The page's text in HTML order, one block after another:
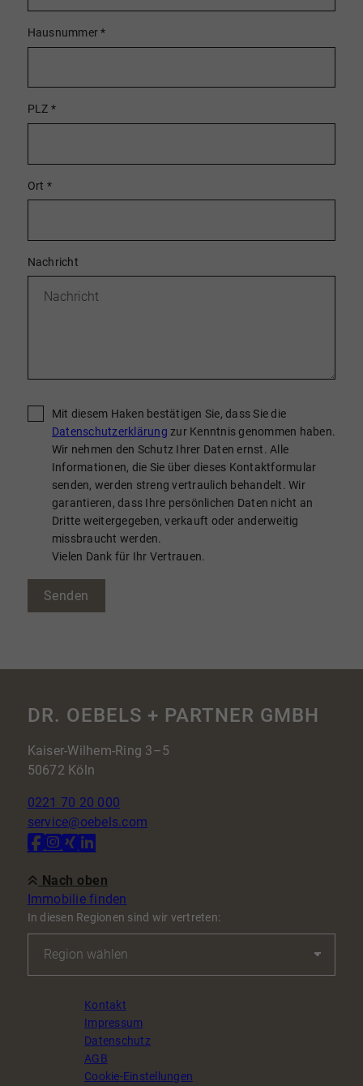
Hausnummer*
PLZ *
Ort *
Nachricht
Mit diesem Haken bestätigen Sie, dass Sie die
Datenschutzerklärung zur Kenntnis genommen haben.
Wir nehmen den Schutz Ihrer Daten ernst. Alle
Informationen, die Sie über dieses Kontaktformular
senden, werden streng vertraulich behandelt. Wir
garantieren, dass Ihre persönlichen Daten nicht an
Dritte weitergegeben, verkauft oder anderweitig
missbraucht werden.
Vielen Dank für Ihr Vertrauen.
Senden
DR. OEBELS + PARTNER GMBH
Kaiser-Wilhem-Ring 3–5
50672 Köln
0221 70 20 000
service@oebels.com
In diesen Regionen sind wir vertreten:
Nach oben
Immobilie finden
Kontakt
Impressum
Datenschutz
AGB
Cookie-Einstellungen